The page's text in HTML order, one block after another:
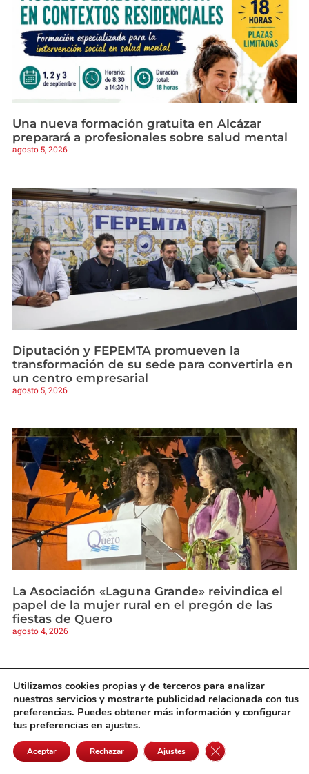
Una nueva formación gratuita en Alcázar
preparará a profesionales sobre salud mental
agosto 5, 2026
Diputación y FEPEMTA promueven la
transformación de su sede para convertirla en
un centro empresarial
agosto 5, 2026
La Asociación «Laguna Grande» reivindica el
papel de la mujer rural en el pregón de las
fiestas de Quero
agosto 4, 2026
Utilizamos cookies propias y de terceros para analizar
nuestros servicios y mostrarte publicidad relacionada con tus
preferencias. Puedes obtener más información y configurar
tus preferencias en ajustes.
Aceptar Rechazar Ajustes Cerrar el banner de